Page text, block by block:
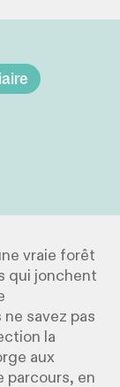
vraie forêt
qui jonchent
savez pas
la
aux
parcours, en